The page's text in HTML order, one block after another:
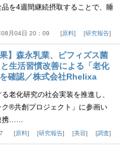
を4週間継続摂取することで、睡
月04日 20：09 原料 研究報告
】森永乳業、ビフィズス菌
生活習慣改善による「老化
確認／株式会社Rhelixa
老化研究の社会実装を推進し、
®共創プロジェクト」に参画い
携……
原料 研究報告 美容 調査